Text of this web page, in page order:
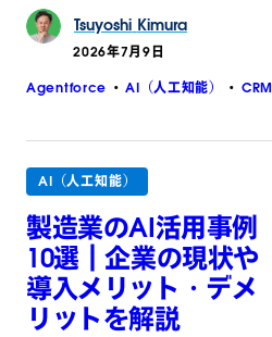
Tsuyoshi Kimura
2026年7月9日
Agentforce AI（人工知能） CRM
AI（人工知能）
製造業のAI活用事例
10選｜企業の現状や
導入メリット・デメ
リットを解説